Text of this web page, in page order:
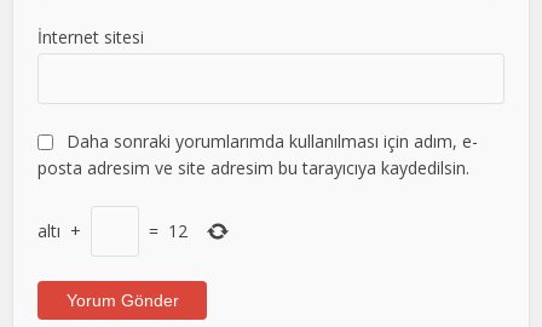
İnternet sitesi
Daha sonraki yorumlarımda kullanılması için adım, e-
posta adresim ve site adresim bu tarayıcıya kaydedilsin.
altı + = 12